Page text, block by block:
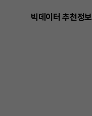
빅데이터 추천정보